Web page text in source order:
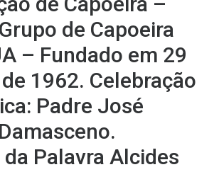
de Capoeira
– Fundado em 29
1962. Celebração
Padre José
Palavra Alcides